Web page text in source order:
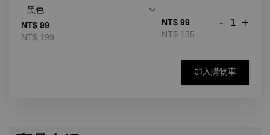
NT$ 99
NT$ 199
NT$ 99
NT$ 135
- +
加入購物車